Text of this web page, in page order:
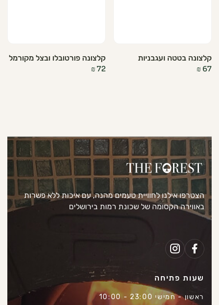
קלצונה בטטה ועגבניות
₪ 67
קלצונה פורטובלו ובצל מקורמל
₪72
הצטרפו אילנו לחוויית טעמים מהנה, עם איכות ללא פשרות
באווירה הקסומה של שכונת רמות בירושלים
שעות פתיחה
ראשון - חמישי 23:00 - 10:00